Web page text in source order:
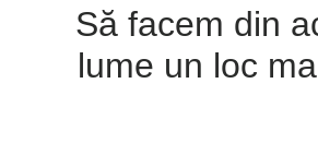
Să facem din
lume un loc